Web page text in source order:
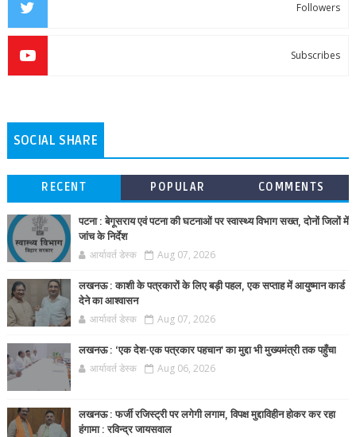
Followers
Subscribes
SOCIAL SHARE
RECENT POPULAR COMMENTS
पटना : बेगूसराय एवं पटना की घटनाओं पर स्वास्थ्य विभाग सख्त, दोनों जिलों में
जांच के निर्देश
आर्यावर्त डेस्क Aug 07, 2026
लखनऊ : काशी के पत्रकारों के लिए बड़ी पहल, एक सप्ताह में आयुष्मान कार्ड
देने का आश्वासन
आर्यावर्त डेस्क Aug 07, 2026
लखनऊ : ‘एक देश-एक पत्रकार पहचान’ का मुद्दा भी मुख्यमंत्री तक पहुँचा
आर्यावर्त डेस्क Aug 06, 2026
लखनऊ : फर्जी रजिस्ट्री पर लगेगी लगाम, विपक्ष मुद्दाविहीन होकर कर रहा
हंगामा : रविन्द्र जायसवाल